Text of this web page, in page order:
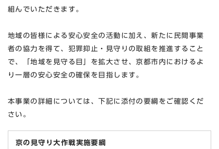
組んでいただきます。
地域の皆様による安心安全の活動に加え、新たに民間事業
者の協力を得て、犯罪抑止・見守りの取組を推進すること
で、「地域を見守る目」を拡大させ、京都市内におけるよ
り一層の安心安全の確保を目指します。
本事業の詳細については、下記に添付の要綱をご確認くだ
さい。
京の見守り大作戦実施要綱